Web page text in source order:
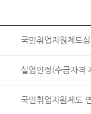
국민취업지원제도
실업인정(수급자격
국민취업지원제도